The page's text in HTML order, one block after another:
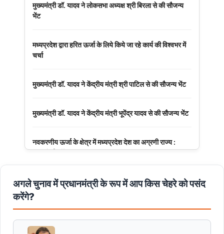
मुख्यमंत्री डॉ. यादव ने लोकसभा अध्यक्ष श्री बिरला से की सौजन्य
भेंट
मध्यप्रदेश द्वारा हरित ऊर्जा के लिये किये जा रहे कार्य की विश्वभर में
चर्चा
मुख्यमंत्री डॉ. यादव ने केंद्रीय मंत्री श्री पाटिल से की सौजन्य भेंट
मुख्यमंत्री डॉ. यादव ने केंद्रीय मंत्री भूपेंद्र यादव से की सौजन्य भेंट
नवकरणीय ऊर्जा के क्षेत्र में मध्यप्रदेश देश का अग्रणी राज्य :
मुख्यमंत्री डॉ. यादव
मुख्यमंत्री डॉ. यादव की जनोन्मुखी पहल
मुख्यमंत्री डॉ. यादव ने पूर्व विदेश मंत्री श्रीमती सुषमा स्वराज की
पुण्यतिथि पर श्रद्धांजलि अर्पित की
अगले चुनाव में प्रधानमंत्री के रूप में आप किस चेहरे को पसंद
करेंगे?